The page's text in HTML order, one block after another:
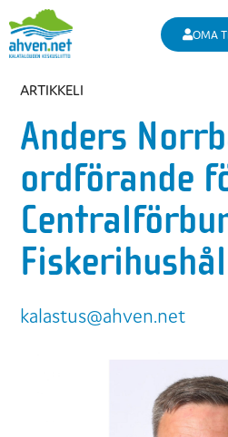
OMA
ARTIKKELI
Anders
ordförande
kalastus@ahven.net